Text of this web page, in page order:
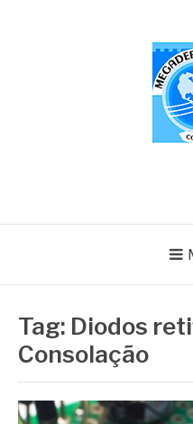
Tag: Diodos
Consolação